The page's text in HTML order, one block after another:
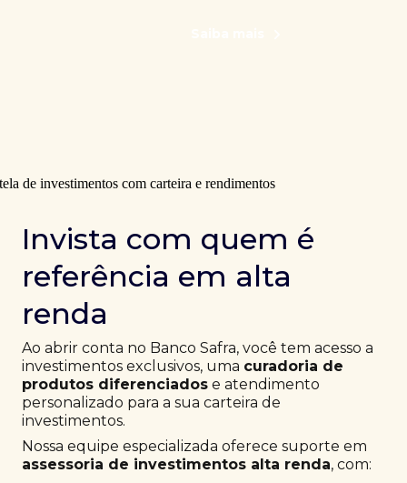
Invista com quem é
referência em alta
renda
Ao abrir conta no Banco Safra, você tem acesso a
investimentos exclusivos, uma curadoria de
produtos diferenciados e atendimento
personalizado para a sua carteira de
investimentos.
Nossa equipe especializada oferece suporte em
assessoria de investimentos alta renda, com: